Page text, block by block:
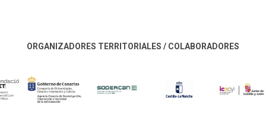
ORGANIZADORES TERRITORIALES / COLABORADORES